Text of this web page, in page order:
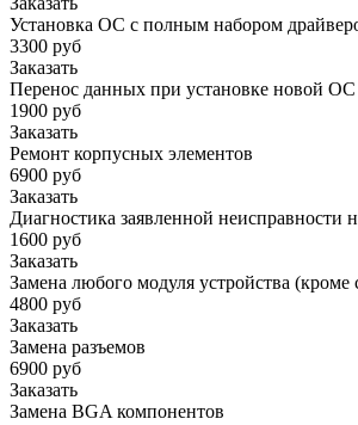
Установка ОС с полным набором
3300 руб
Заказать
Перенос данных при установке новой ОС
1900 руб
Заказать
Ремонт корпусных элементов
6900 руб
Заказать
Диагностика заявленной неисправности
1600 руб
Заказать
Замена любого модуля устройства
4800 руб
Заказать
Замена разъемов
6900 руб
Заказать
Замена BGA компонентов